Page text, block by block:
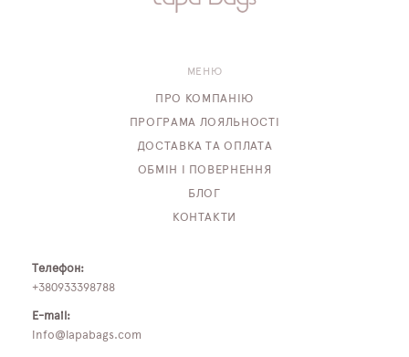
МЕНЮ
ПРО КОМПАНІЮ
ПРОГРАМА ЛОЯЛЬНОСТІ
ДОСТАВКА ТА ОПЛАТА
ОБМІН І ПОВЕРНЕННЯ
БЛОГ
КОНТАКТИ
Телефон:
+380933398788
E-mail:
info@lapabags.com